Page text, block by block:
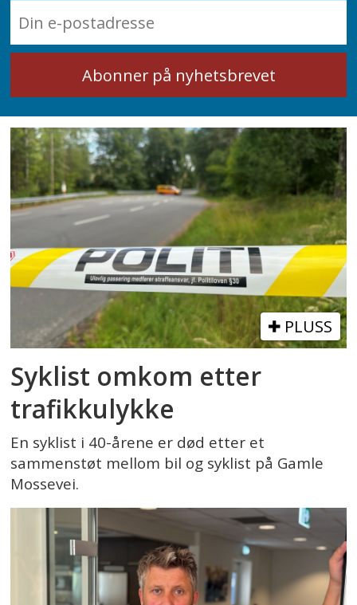
PLUSS
Syklist omkom etter
trafikkulykke
En syklist i 40-årene er død etter et
sammenstøt mellom bil og syklist på Gamle
Mossevei.